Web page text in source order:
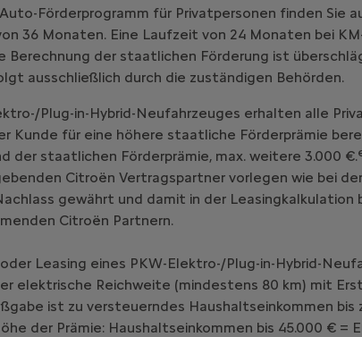
Förderprogramm für Privatpersonen finden Sie
36 Monaten. Eine Laufzeit von 24 Monaten bei
Berechnung der staatlichen Förderung ist
ausschließlich durch die zuständigen Behörden.
Plug-in-Hybrid-Neufahrzeuges erhalten alle
Kunde für eine höhere staatliche Förderprämie
der staatlichen Förderprämie, max. weitere 3.000 €.
Citroën Vertragspartner vorlegen wie bei
gewährt und damit in der
Citroën Partnern.
Leasing eines PKW-Elektro-/Plug-in-Hybrid-
elektrische Reichweite (mindestens 80 km) mit
ist zu versteuerndes Haushaltseinkommen bis
der Prämie: Haushaltseinkommen bis 45.000 €